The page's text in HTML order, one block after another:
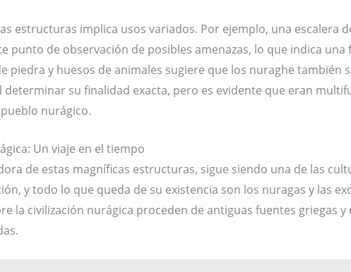
estructuras implica usos variados. Por ejemplo, una escalera
punto de observación de posibles amenazas, lo que indica una
piedra y huesos de animales sugiere que los nuraghe también
su finalidad exacta, pero es evidente que eran
nurágico.
Un viaje en el tiempo
de estas magníficas estructuras, sigue siendo una de las
y todo lo que queda de su existencia son los nuragas y las
la civilización nurágica proceden de antiguas fuentes griegas